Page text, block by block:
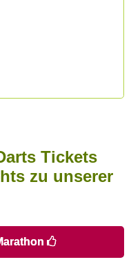
Tickets
zu unserer